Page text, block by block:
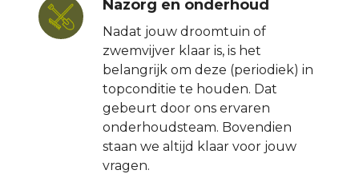
Nazorg en onderhoud
Nadat jouw droomtuin of
zwemvijver klaar is, is het
belangrijk om deze (periodiek) in
topconditie te houden. Dat
gebeurt door ons ervaren
onderhoudsteam. Bovendien
staan we altijd klaar voor jouw
vragen.